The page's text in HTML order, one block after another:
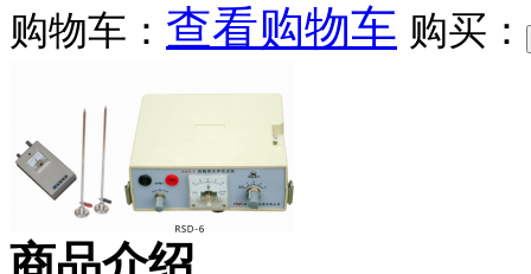
购物车： 查看购物车 购买：
商品介绍